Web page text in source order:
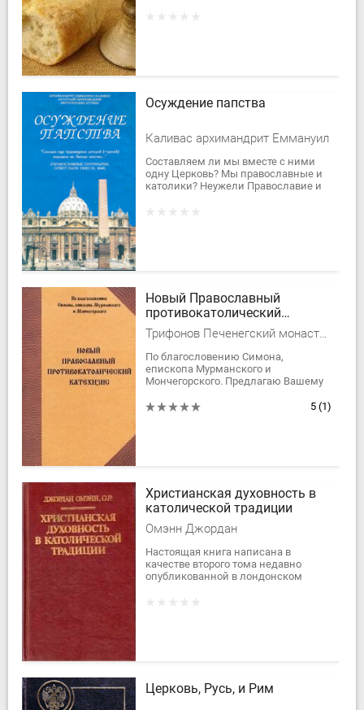
Осуждение папства
Каливас архимандрит Еммануил
Составляем ли мы вместе с ними
одну Церковь? Мы православные и
католики? Неужели Православие и
Новый Православный
противокатолический
катехизис
Трифонов Печенегский монастырь
По благословению Симона,
епископа Мурманского и
Мончегорского. Предлагаю Вашему
особенности современного римо–
5 (1)
Христианская духовность в
католической традиции
Омэнн Джордан
Настоящая книга написана в
качестве второго тома недавно
опубликованной в лондонском
Церковь, Русь, и Рим